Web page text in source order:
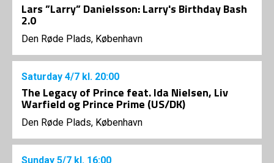
Lars ”Larry” Danielsson: Larry's Birthday Bash
2.0
Den Røde Plads, København
Saturday 4/7 kl. 20:00
The Legacy of Prince feat. Ida Nielsen, Liv
Warfield og Prince Prime (US/DK)
Den Røde Plads, København
Sunday 5/7 kl. 16:00